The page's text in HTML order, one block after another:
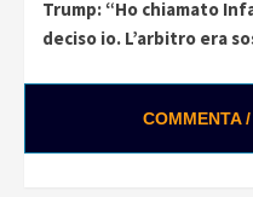
Reading
Trump: “Ho chiamato
deciso io. L’arbitro era
COMMENTA